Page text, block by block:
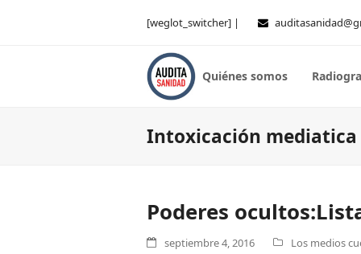
[weglot_switcher] |
Quiénes somos
Intoxicación mediatica
Poderes
septiembre 4, 2016 Los medios